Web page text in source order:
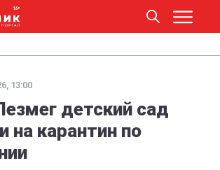
13:00
детский сад
на карантин по